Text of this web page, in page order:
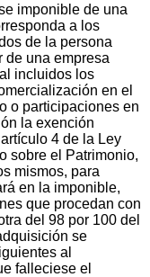
imponible de una
a los
de la persona
de una empresa
incluidos los
en el
o participaciones en
la exención
4 de la Ley
sobre el Patrimonio,
mismos, para
en la imponible,
que procedan con
del 98 por 100 del
se
al
falleciese el